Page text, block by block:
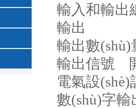
輸入和輸出
輸出
輸出數
輸出信號
電氣設
數(shù)字